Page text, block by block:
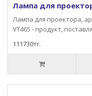
Лампа для
Лампа для проектора,
VT465 - продукт,
111730тг.